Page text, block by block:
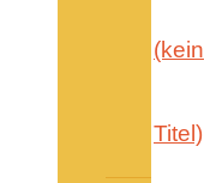
(kein
Titel)